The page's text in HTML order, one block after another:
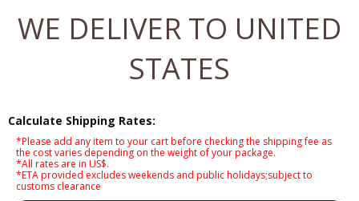
WE DELIVER TO UNITED
STATES
Calculate Shipping Rates:
*Please add any item to your cart before checking the shipping fee as
the cost varies depending on the weight of your package.
*All rates are in US$.
*ETA provided excludes weekends and public holidays;subject to
customs clearance